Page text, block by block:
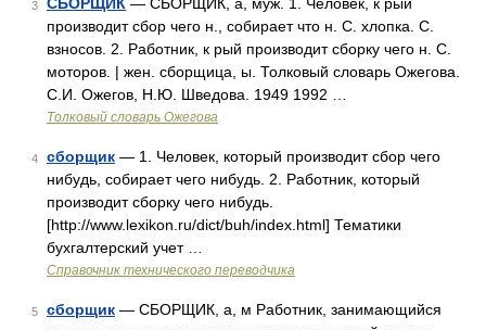
3
производит сбор чего н., собирает что н. С. хлопка. С.
взносов. 2. Работник, к рый производит сборку чего н. С.
моторов. | жен. сборщица, ы. Толковый словарь Ожегова.
С.И. Ожегов, Н.Ю. Шведова. 1949 1992 …
Толковый словарь Ожегова
4 сборщик — 1. Человек, который производит сбор чего
нибудь, собирает чего нибудь. 2. Работник, который
производит сборку чего нибудь.
[http://www.lexikon.ru/dict/buh/index.html] Тематики
бухгалтерский учет …
Справочник технического переводчика
5 сборщик — СБОРЩИК, а, м Работник, занимающийся